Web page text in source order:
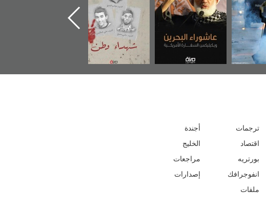
الأمريكية
ترجمات
اقتصاد
بورتريه
انفوجرافك
ملفات
أجندة
الخليج
مراجعات
إصدارات